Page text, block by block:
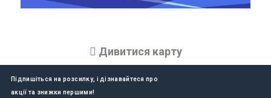
Дивитися карту
Підпишіться на розсилку, і дізнавайтеся про
акції та знижки першими!